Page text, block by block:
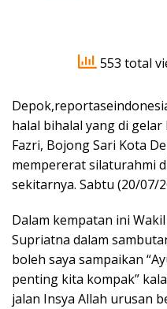
553 total
halal bihalal yang di
Fazri, Bojong Sari Kota
mempererat silaturahmi
sekitarnya. Sabtu (20/07/
Dalam kempatan ini
Supriatna dalam
boleh saya sampaikan
penting kita kompak”
jalan Insya Allah urusan